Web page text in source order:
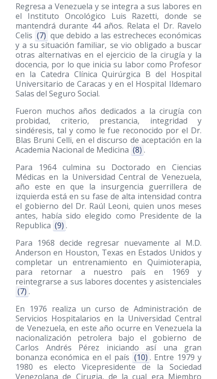
Regresa a Venezuela y se integra a sus labores en
el Instituto Oncológico Luis Razetti, donde se
mantendrá durante 44 años. Relata el Dr. Ravelo
Celis (7) que debido a las estrecheces económicas
y a su situación familiar, se vio obligado a buscar
otras alternativas en el ejercicio de la cirugía y la
docencia, por lo que inicia su labor como Profesor
en la Catedra Clínica Quirúrgica B del Hospital
Universitario de Caracas y en el Hospital Ildemaro
Salas del Seguro Social.
Fueron muchos años dedicados a la cirugía con
probidad, criterio, prestancia, integridad y
sindéresis, tal y como le fue reconocido por el Dr.
Blas Bruni Celli, en el discurso de aceptación en la
Academia Nacional de Medicina (8) .
Para 1964 culmina su Doctorado en Ciencias
Médicas en la Universidad Central de Venezuela,
año este en que la insurgencia guerrillera de
izquierda está en su fase de alta intensidad contra
el gobierno del Dr. Raúl Leoni, quien unos meses
antes, había sido elegido como Presidente de la
Republica (9) .
Para 1968 decide regresar nuevamente al M.D.
Anderson en Houston, Texas en Estados Unidos y
completar un entrenamiento en Quimioterapia,
para retornar a nuestro país en 1969 y
reintegrarse a sus labores docentes y asistenciales
(7) .
En 1976 realiza un curso de Administración de
Servicios Hospitalarios en la Universidad Central
de Venezuela, en este año ocurre en Venezuela la
nacionalización petrolera bajo el gobierno de
Carlos Andrés Pérez iniciando así una gran
bonanza económica en el país (10) . Entre 1979 y
1980 es electo Vicepresidente de la Sociedad
Venezolana de Cirugia, de la cual era Miembro